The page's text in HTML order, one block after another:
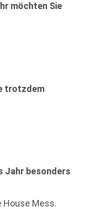
möchten Sie
trotzdem
Jahr besonders
House Mess.